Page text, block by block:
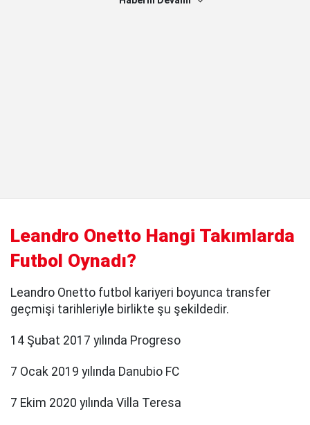
Leandro Onetto Hangi Takımlarda
Futbol Oynadı?
Leandro Onetto futbol kariyeri boyunca transfer
geçmişi tarihleriyle birlikte şu şekildedir.
14 Şubat 2017 yılında Progreso
7 Ocak 2019 yılında Danubio FC
7 Ekim 2020 yılında Villa Teresa